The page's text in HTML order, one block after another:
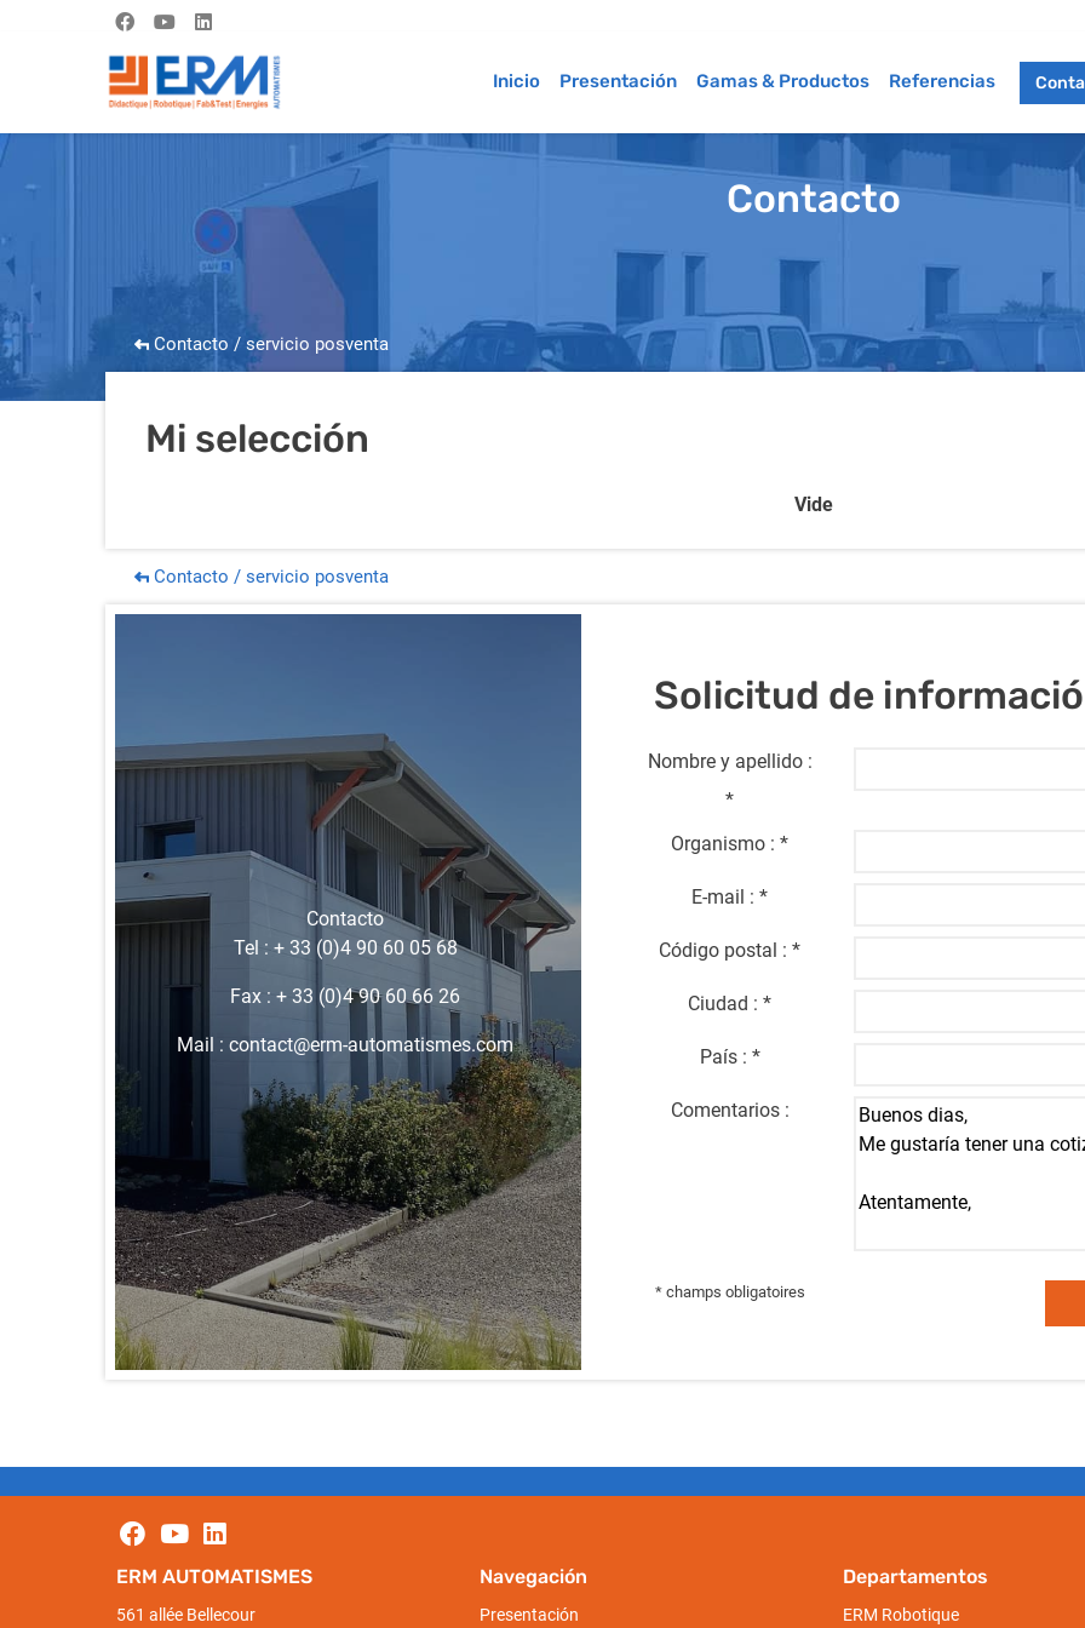
Inicio Presentación Gamas & Productos Referencias
Contacto
Contacto / servicio posventa
Mi selección
Vide
Contacto / servicio posventa
Contacto
Tel : + 33 (0)4 90 60 05 68
Fax : + 33 (0)4 90 60 66 26
Mail : contact@erm-automatismes.com
Solicitud de
Nombre y apellido :
*
Organismo : *
E-mail : *
Código postal : *
Ciudad : *
País : *
Comentarios :
* champs obligatoires
ERM AUTOMATISMES
561 allée Bellecour
Navegación
Presentación
Departamentos
ERM Robotique